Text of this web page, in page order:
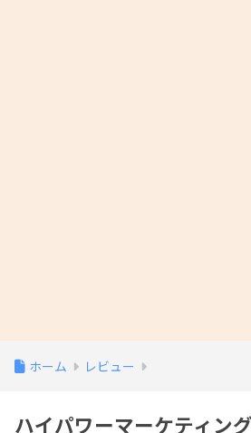
ホーム レビュー
ハイパワーマーケティン